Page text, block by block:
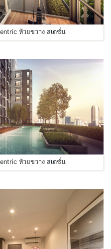
ห้วยขวาง สเตชั่น
ห้วยขวาง สเตชั่น